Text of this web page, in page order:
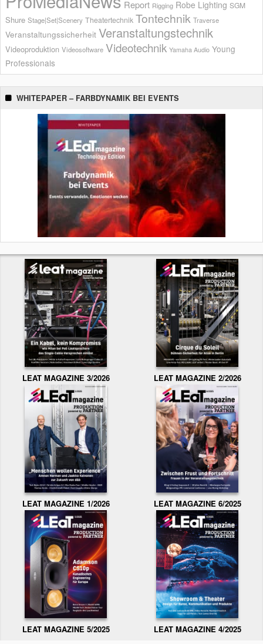
Report Rigging Robe Lighting SGM
Shure Stage|Set|Scenery Theatertechnik Tontechnik Traverse
Veranstaltungssicherheit Veranstaltungstechnik
Videoproduktion Videosoftware Videotechnik Yamaha Audio Young
Professionals
WHITEPAPER – FARBDYNAMIK BEI EVENTS
LEAT MAGAZINE 3/2026 LEAT MAGAZINE 2/2026
LEAT MAGAZINE 1/2026 LEAT MAGAZINE 6/2025
LEAT MAGAZINE 5/2025 LEAT MAGAZINE 4/2025